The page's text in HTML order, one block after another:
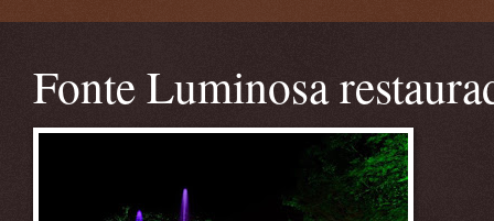
Fonte Luminosa